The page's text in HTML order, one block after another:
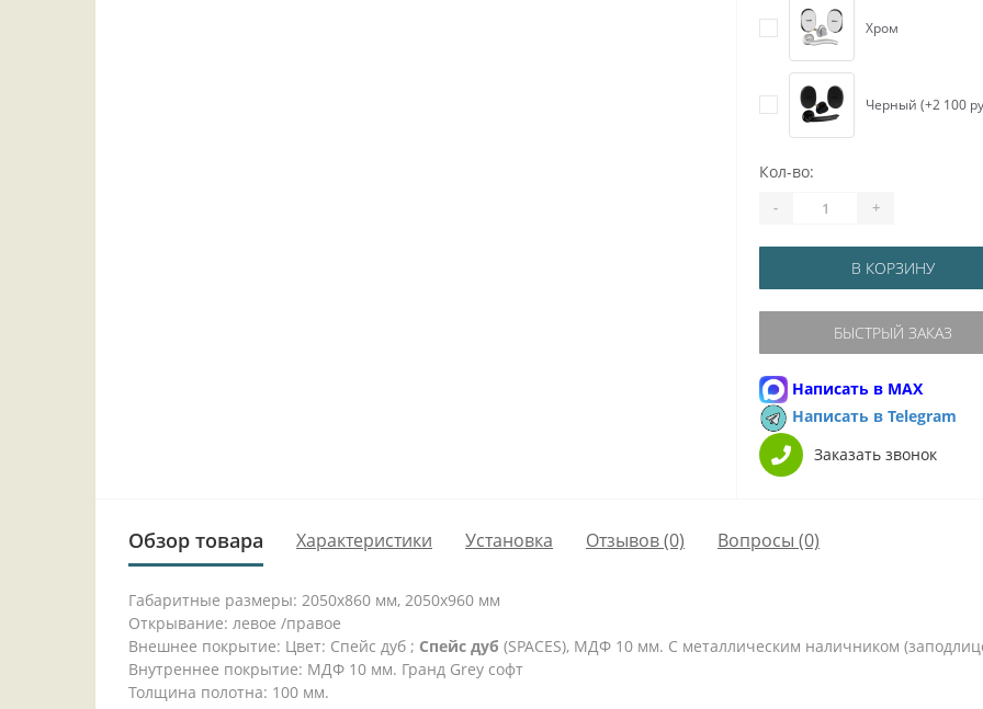
Хром
Черный (+2 100
Кол-во:
- +
В КОРЗИНУ
БЫСТРЫЙ ЗАКАЗ
Написать в MAX
Написать в Telegram
Заказать звонок
Обзор товара Характеристики Установка Отзывов (0) Вопросы (0)
Габаритные размеры: 2050x860 мм, 2050x960 мм
Открывание: левое /правое
Внешнее покрытие: Цвет: Спейс дуб ; Спейс дуб (SPACES), МДФ 10 мм. С металлическим наличником
Внутреннее покрытие: МДФ 10 мм. Гранд Grey софт
Толщина полотна: 100 мм.